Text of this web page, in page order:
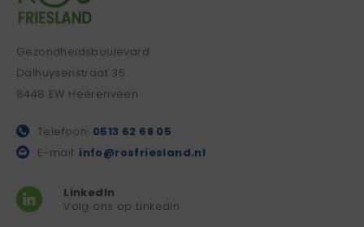
Gezondheidsboulevard
Dalhuysenstraat 35
8448 EW Heerenveen
Telefoon: 0513 62 68 05
E-mail: info@rosfriesland.nl
LinkedIn
Volg ons op Linkedin